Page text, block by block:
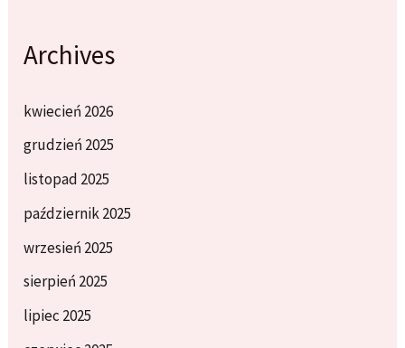
Archives
kwiecień 2026
grudzień 2025
listopad 2025
październik 2025
wrzesień 2025
sierpień 2025
lipiec 2025